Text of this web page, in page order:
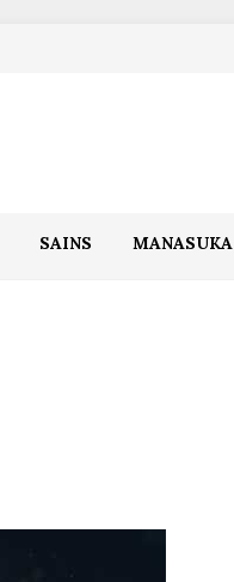
SAINS MANASUKA